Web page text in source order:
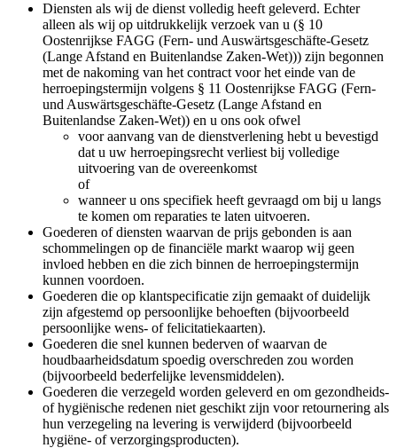
Diensten als wij de dienst volledig heeft geleverd. Echter
alleen als wij op uitdrukkelijk verzoek van u (§ 10
Oostenrijkse FAGG (Fern- und Auswärtsgeschäfte-Gesetz
(Lange Afstand en Buitenlandse Zaken-Wet))) zijn begonnen
met de nakoming van het contract voor het einde van de
herroepingstermijn volgens § 11 Oostenrijkse FAGG (Fern-
und Auswärtsgeschäfte-Gesetz (Lange Afstand en
Buitenlandse Zaken-Wet)) en u ons ook ofwel
voor aanvang van de dienstverlening hebt u bevestigd
dat u uw herroepingsrecht verliest bij volledige
uitvoering van de overeenkomst
of
wanneer u ons specifiek heeft gevraagd om bij u langs
te komen om reparaties te laten uitvoeren.
Goederen of diensten waarvan de prijs gebonden is aan
schommelingen op de financiële markt waarop wij geen
invloed hebben en die zich binnen de herroepingstermijn
kunnen voordoen.
Goederen die op klantspecificatie zijn gemaakt of duidelijk
zijn afgestemd op persoonlijke behoeften (bijvoorbeeld
persoonlijke wens- of felicitatiekaarten).
Goederen die snel kunnen bederven of waarvan de
houdbaarheidsdatum spoedig overschreden zou worden
(bijvoorbeeld bederfelijke levensmiddelen).
Goederen die verzegeld worden geleverd en om gezondheids-
of hygiënische redenen niet geschikt zijn voor retournering als
hun verzegeling na levering is verwijderd (bijvoorbeeld
hygiëne- of verzorgingsproducten).